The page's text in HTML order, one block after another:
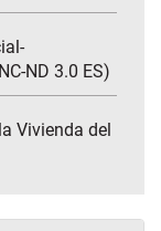
ND 3.0 ES)
Vivienda del